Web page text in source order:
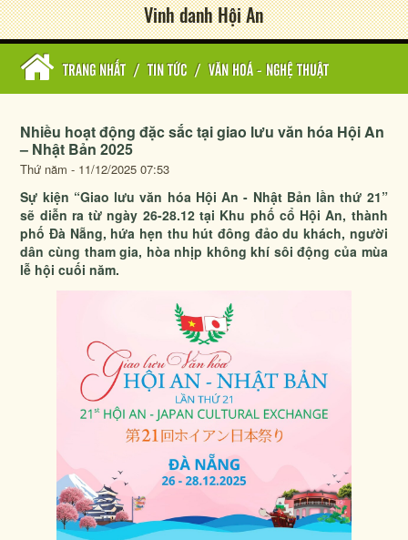
Vinh danh Hội An
TRANG NHẤT / TIN TỨC / VĂN HOÁ - NGHỆ THUẬT
Nhiều hoạt động đặc sắc tại giao lưu văn hóa Hội An
– Nhật Bản 2025
Thứ năm - 11/12/2025 07:53
Sự kiện “Giao lưu văn hóa Hội An - Nhật Bản lần thứ 21”
sẽ diễn ra từ ngày 26-28.12 tại Khu phố cổ Hội An, thành
phố Đà Nẵng, hứa hẹn thu hút đông đảo du khách, người
dân cùng tham gia, hòa nhịp không khí sôi động của mùa
lễ hội cuối năm.